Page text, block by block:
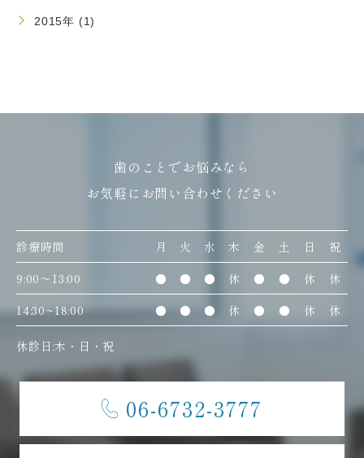
2015年 (1)
歯のことでお悩みなら
お気軽にお問い合わせください
診療時間 月 火 水 木 金 土 日
祝
9:00〜13:00
● ● ● 休 ● ● 休
休
14:30~18:00
● ● ● 休 ● ● 休 休
休診日:木・日・祝
06-6732-3777